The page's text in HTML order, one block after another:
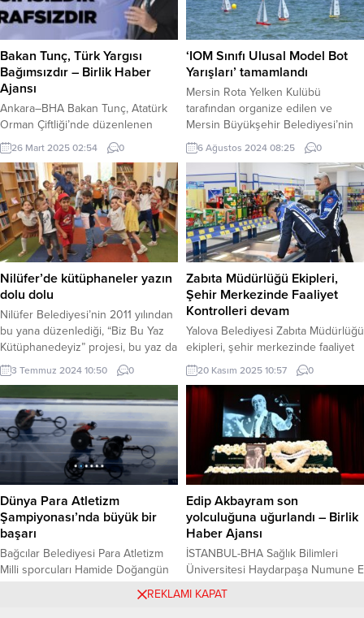
Bakan Tunç, Türk Yargısı
Bağımsızdır – Birlik Haber
Ajansı
Ankara–BHA Bakan Tunç, Atatürk
Orman Çiftliği’nde düzenlenen
“Şehit Cumhuriyet Savcısı Mehmet
Selim Kiraz Adalet Ormanı Fidan
Dikim Töreni”ne katıldı. Burada
konuşan Adalet Bakanı Tunç, 10 yıl
önce şehit olan Cumhuriyet Savcısı
Mehmet Selim Kiraz’ın anısına
oluşturdukları Adalet Ormanı’nın
fidan dikim töreni için bir araya
geldiklerini belirtti. BUGÜNE
KADAR 2 MİLYON 329 BİN...
26 Mart 2025 02:54 0
‘IOM Sınıfı Ulusal Model Bot
Yarışları’ tamamlandı
Mersin Rota Yelken Kulübü
tarafından organize edilen ve
Mersin Büyükşehir Belediyesi’nin
Türkiye Yelken Federasyonu iş
birliği ile düzenlediği ‘IOM Sınıfı
Ulusal Model Bot Yarışları’
tamamlandı. Yarış; Mersin’in yanı
sıra İstanbul, Adana ve Ankara’dan
8 sporcunun katılımı ile Babil
Cumhuriyet Merkezi sahilinde
gerçekleştirildi. MERSİN (İGFA) –
Kayıt ve ölçü işlemlerinin alınması
ile...
6 Ağustos 2024 08:25 0
Nilüfer’de kütüphaneler yazın
dolu dolu
Nilüfer Belediyesi’nin 2011 yılından
bu yana düzenlediği, “Biz Bu Yaz
Kütüphanedeyiz” projesi, bu yaz da
çocukları, kitapların renkli
dünyasında buluşturacak. “Biz Bu
Yaz Kütüphanedeyiz” projesinin
yeni dönemi Üçevler
Kütüphanesi’nde düzenlenen
renkli bir etkinlikle başladı. BURSA
(İGFA) – Nilüfer Belediye
Kütüphane Müdürlüğü tarafından
çocukların yaz tatilini verimli ve
keyifli geçirmeleri amacıyla...
3 Temmuz 2024 10:50 0
Zabıta Müdürlüğü Ekipleri,
Şehir Merkezinde Faaliyet
Kontrolleri devam
Yalova Belediyesi Zabıta Müdürlüğü
ekipleri, şehir merkezinde faaliyet
gösteren marketlerde vatandaşların
sağlığını korumak amacıyla
kapsamlı etiket ve son tüketim
tarihi (STT) denetimlerine aralıksız
olarak devam ediyor. Halkın güvenli
ve sağlıklı gıda tüketebilmesi için
düzenli olarak gerçekleştirilen
kontrollerde, raflarda bulunan tüm
ürünler detaylı şekilde incelenirken
özellikle süt ve süt ürünleri, et...
20 Kasım 2025 10:57 0
Dünya Para Atletizm
Şampiyonası’nda büyük bir
başarı
Bağcılar Belediyesi Para Atletizm
Milli sporcuları Hamide Doğangün
Hindistan’da düzenlenen Dünya
Edip Akbayram son
yolculuğuna uğurlandı – Birlik
Haber Ajansı
İSTANBUL-BHA Sağlık Bilimleri
Üniversitesi Haydarpaşa Numune
gün önce hayatını kaybeden
4 Mart 2025 11:24
REKLAMI KAPAT